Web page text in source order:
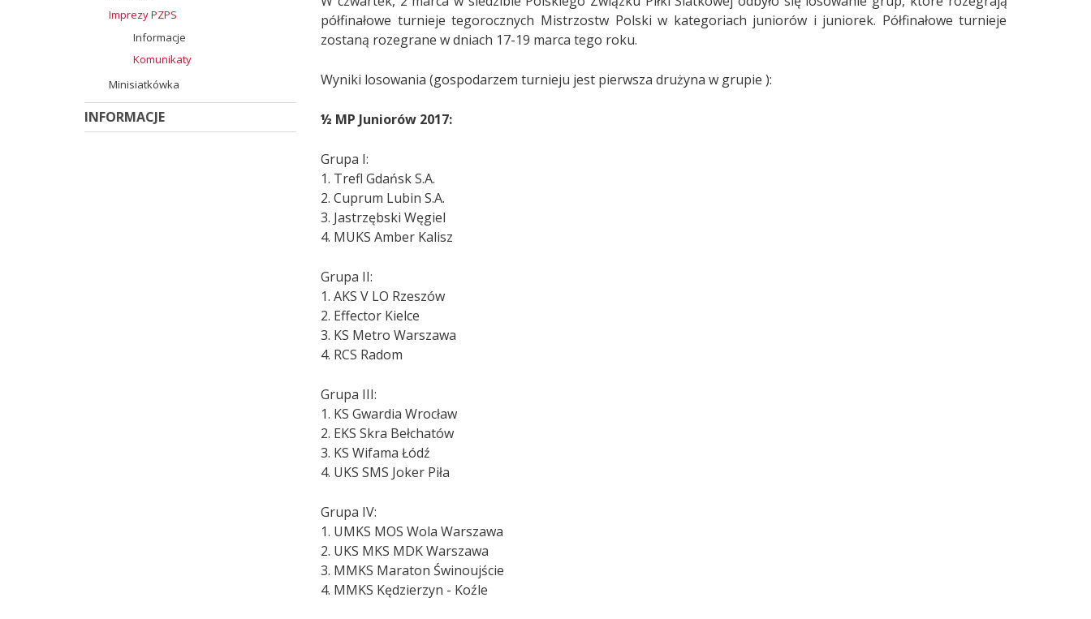
Imprezy PZPS
Informacje
Komunikaty
Minisiatkówka
INFORMACJE
półfinałowe turnieje tegorocznych Mistrzostw Polski w kategoriach juniorów i juniorek. Półfinałowe turnieje
zostaną rozegrane w dniach 17-19 marca tego roku.
Wyniki losowania (gospodarzem turnieju jest pierwsza drużyna w grupie ):
½ MP Juniorów 2017:
Grupa I:
1. Trefl Gdańsk S.A.
2. Cuprum Lubin S.A.
3. Jastrzębski Węgiel
4. MUKS Amber Kalisz
Grupa II:
1. AKS V LO Rzeszów
2. Effector Kielce
3. KS Metro Warszawa
4. RCS Radom
Grupa III:
1. KS Gwardia Wrocław
2. EKS Skra Bełchatów
3. KS Wifama Łódź
4. UKS SMS Joker Piła
Grupa IV:
1. UMKS MOS Wola Warszawa
2. UKS MKS MDK Warszawa
3. MMKS Maraton Świnoujście
4. MMKS Kędzierzyn - Koźle